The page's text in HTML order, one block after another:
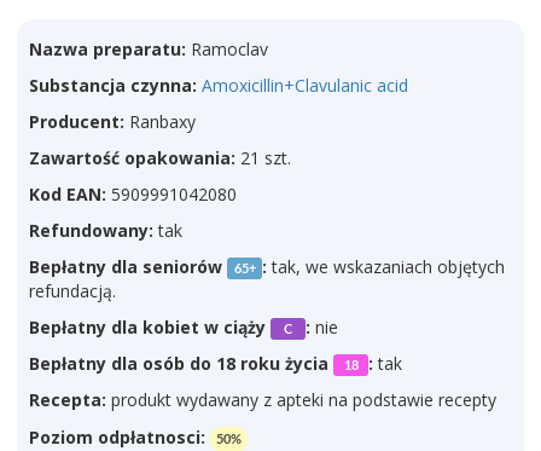
Nazwa preparatu: Ramoclav
Substancja czynna: Amoxicillin+Clavulanic acid
Producent: Ranbaxy
Zawartość opakowania: 21 szt.
Kod EAN: 5909991042080
Refundowany: tak
Bepłatny dla seniorów
65+ : tak, we wskazaniach objętych
refundacją.
Bepłatny dla kobiet w ciąży
C : nie
Bepłatny dla osób do 18 roku życia
18 : tak
Recepta: produkt wydawany z apteki na podstawie recepty
Poziom odpłatnosci:
50%